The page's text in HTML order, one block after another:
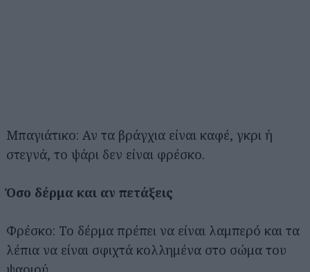
Μπαγιάτικο: Αν τα βράγχια είναι καφέ, γκρι ή
στεγνά, το ψάρι δεν είναι φρέσκο.
Όσο δέρμα και αν πετάξεις
Φρέσκο: Το δέρμα πρέπει να είναι λαμπερό και τα
λέπια να είναι σφιχτά κολλημένα στο σώμα του